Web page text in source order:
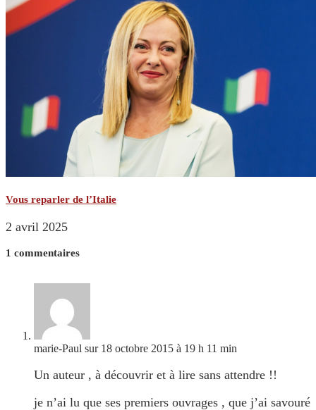
Vous reparler de l’Italie
2 avril 2025
1 commentaires
marie-Paul sur 18 octobre 2015 à 19 h 11 min
Un auteur , à découvrir et à lire sans attendre !!
je n’ai lu que ses premiers ouvrages , que j’ai savouré